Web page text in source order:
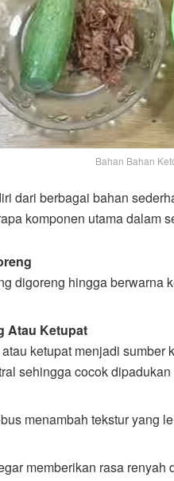
Bahan Bahan
dari berbagai bahan
komponen utama dalam
digoreng hingga berwarna
Atau Ketupat
ketupat menjadi
sehingga cocok
menambah tekstur yang
memberikan rasa